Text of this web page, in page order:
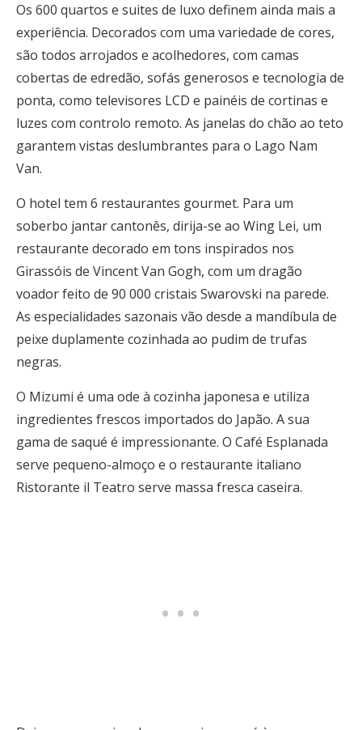
Os 600 quartos e suites de luxo definem ainda mais a
experiência. Decorados com uma variedade de cores,
são todos arrojados e acolhedores, com camas
cobertas de edredão, sofás generosos e tecnologia de
ponta, como televisores LCD e painéis de cortinas e
luzes com controlo remoto. As janelas do chão ao teto
garantem vistas deslumbrantes para o Lago Nam
Van.
O hotel tem 6 restaurantes gourmet. Para um
soberbo jantar cantonês, dirija-se ao Wing Lei, um
restaurante decorado em tons inspirados nos
Girassóis de Vincent Van Gogh, com um dragão
voador feito de 90 000 cristais Swarovski na parede.
As especialidades sazonais vão desde a mandíbula de
peixe duplamente cozinhada ao pudim de trufas
negras.
O Mizumi é uma ode à cozinha japonesa e utiliza
ingredientes frescos importados do Japão. A sua
gama de saqué é impressionante. O Café Esplanada
serve pequeno-almoço e o restaurante italiano
Ristorante il Teatro serve massa fresca caseira.